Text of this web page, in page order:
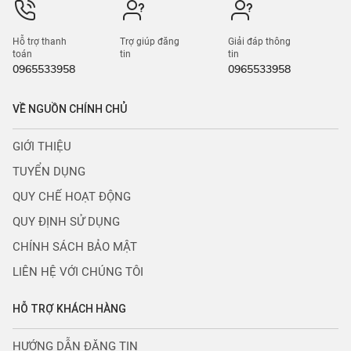
Hỗ trợ thanh
toán
0965533958
Trợ giúp đăng
tin
Giải đáp thông
tin
0965533958
VỀ NGUỒN CHÍNH CHỦ
GIỚI THIỆU
TUYỂN DỤNG
QUY CHẾ HOẠT ĐỘNG
QUY ĐỊNH SỬ DỤNG
CHÍNH SÁCH BẢO MẬT
LIÊN HỆ VỚI CHÚNG TÔI
HỖ TRỢ KHÁCH HÀNG
HƯỚNG DẪN ĐĂNG TIN